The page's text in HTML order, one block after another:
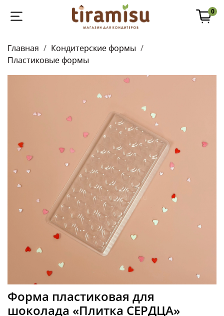
0
Главная
Кондитерские формы
Пластиковые формы
Форма пластиковая для
шоколада «Плитка СЕРДЦА»